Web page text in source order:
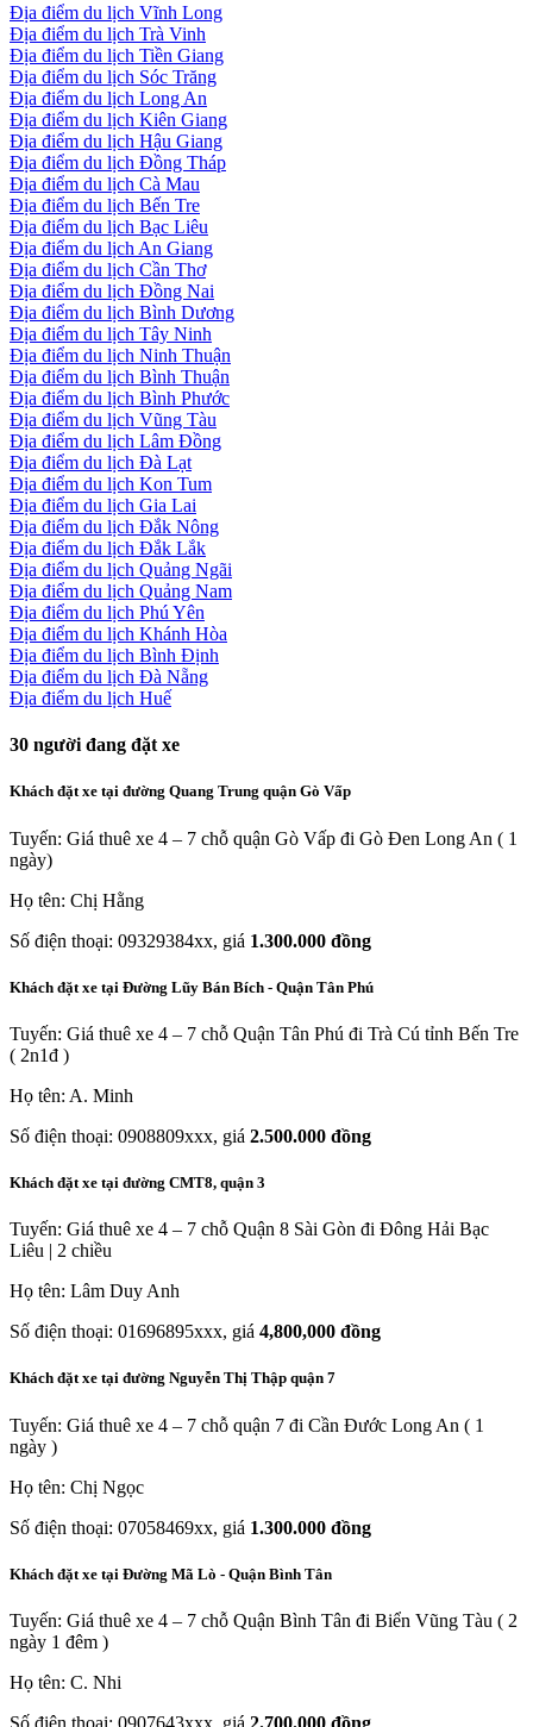
Địa điểm du lịch Vĩnh Long
Địa điểm du lịch Trà Vinh
Địa điểm du lịch Tiền Giang
Địa điểm du lịch Sóc Trăng
Địa điểm du lịch Long An
Địa điểm du lịch Kiên Giang
Địa điểm du lịch Hậu Giang
Địa điểm du lịch Đồng Tháp
Địa điểm du lịch Cà Mau
Địa điểm du lịch Bến Tre
Địa điểm du lịch Bạc Liêu
Địa điểm du lịch An Giang
Địa điểm du lịch Cần Thơ
Địa điểm du lịch Đồng Nai
Địa điểm du lịch Bình Dương
Địa điểm du lịch Tây Ninh
Địa điểm du lịch Ninh Thuận
Địa điểm du lịch Bình Thuận
Địa điểm du lịch Bình Phước
Địa điểm du lịch Vũng Tàu
Địa điểm du lịch Lâm Đồng
Địa điểm du lịch Đà Lạt
Địa điểm du lịch Kon Tum
Địa điểm du lịch Gia Lai
Địa điểm du lịch Đắk Nông
Địa điểm du lịch Đắk Lắk
Địa điểm du lịch Quảng Ngãi
Địa điểm du lịch Quảng Nam
Địa điểm du lịch Phú Yên
Địa điểm du lịch Khánh Hòa
Địa điểm du lịch Bình Định
Địa điểm du lịch Đà Nẵng
Địa điểm du lịch Huế
30 người đang đặt xe
Khách đặt xe tại đường Quang Trung quận Gò Vấp
Tuyến: Giá thuê xe 4 – 7 chỗ quận Gò Vấp đi Gò Đen Long An ( 1
ngày)
Họ tên: Chị Hằng
Số điện thoại: 09329384xx, giá 1.300.000 đồng
Khách đặt xe tại Đường Lũy Bán Bích - Quận Tân Phú
Tuyến: Giá thuê xe 4 – 7 chỗ Quận Tân Phú đi Trà Cú tỉnh Bến Tre
( 2n1đ )
Họ tên: A. Minh
Số điện thoại: 0908809xxx, giá 2.500.000 đồng
Khách đặt xe tại đường CMT8, quận 3
Tuyến: Giá thuê xe 4 – 7 chỗ Quận 8 Sài Gòn đi Đông Hải Bạc
Liêu | 2 chiều
Họ tên: Lâm Duy Anh
Số điện thoại: 01696895xxx, giá 4,800,000 đồng
Khách đặt xe tại đường Nguyễn Thị Thập quận 7
Tuyến: Giá thuê xe 4 – 7 chỗ quận 7 đi Cần Đước Long An ( 1
ngày )
Họ tên: Chị Ngọc
Số điện thoại: 07058469xx, giá 1.300.000 đồng
Khách đặt xe tại Đường Mã Lò - Quận Bình Tân
Tuyến: Giá thuê xe 4 – 7 chỗ Quận Bình Tân đi Biển Vũng Tàu ( 2
ngày 1 đêm )
Họ tên: C. Nhi
Số điện thoại: 0907643xxx, giá 2.700.000 đồng